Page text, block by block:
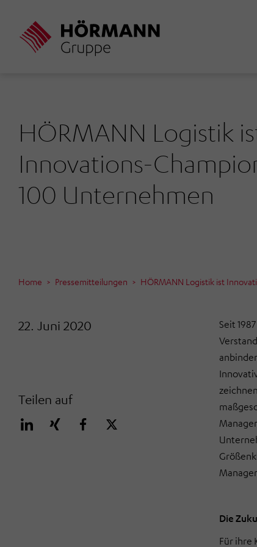
Inhalt
HÖRMANN Logistik
Innovations-
100 Unternehmen
Home Pressemitteilungen HÖRMANN Logistik ist
22. Juni 2020
Teilen auf
Seit
Die
Für ihre